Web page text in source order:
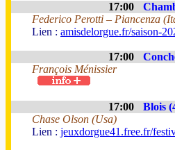
17:00
Federico Perotti – Piancenza
Lien : amisdelorgue.fr/saison-
17:00
François Ménissier
17:00 Blois
Chase Olson (Usa)
Lien : jeuxdorgue41.free.fr/